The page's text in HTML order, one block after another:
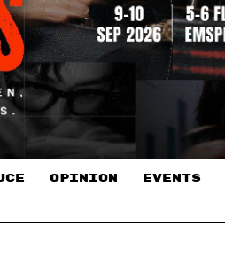
OPINION EVENTS